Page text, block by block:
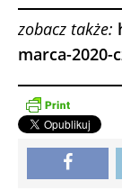
zobacz także:
marca-2020-